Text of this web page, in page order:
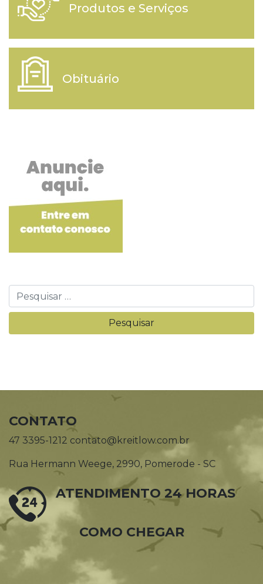
Produtos e Serviços
Obituário
CONTATO
47 3395-1212 contato@kreitlow.com.br
Rua Hermann Weege, 2990, Pomerode - SC
ATENDIMENTO 24 HORAS
COMO CHEGAR